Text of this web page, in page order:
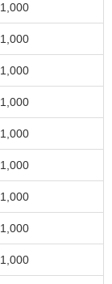
1,000
1,000
1,000
1,000
1,000
1,000
1,000
1,000
1,000